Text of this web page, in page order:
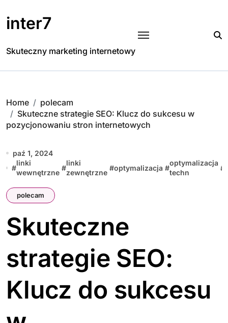
to
content
inter7
Skuteczny marketing internetowy
Home
polecam
Skuteczne strategie SEO: Klucz do sukcesu w
pozycjonowaniu stron internetowych
paź 1, 2024
#
linki
wewnętrzne
#
linki
zewnętrzne
#optymalizacja #
optymalizacja
techn
#
polecam
Skuteczne
strategie SEO:
Klucz do sukcesu